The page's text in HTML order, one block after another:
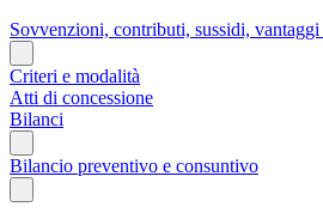
Sovvenzioni, contributi, sussidi,
Criteri e modalità
Atti di concessione
Bilanci
Bilancio preventivo e consuntivo